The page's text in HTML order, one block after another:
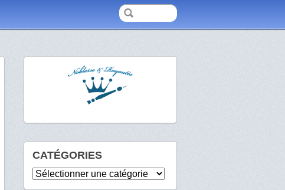
CATÉGORIES
Catégories